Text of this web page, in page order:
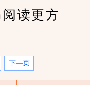
读更方
下—页